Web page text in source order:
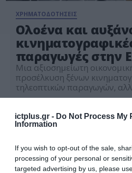
ictplus.gr - Do Not Process My
Information
If you wish to opt-out of the sale,
processing of your personal or
targeted advertising by us, please
ΧΡΗΜΑΤΟΔΟΤΗΣΕΙΣ
Ολοένα και
παραγωγές στην
Μια αξιοσημείωτη
προσέλκυση ξένων
τηλεοπτικών παραγωγών,
βελτίωση των δεξιοτήτων
διαπιστώνει η νέα
διαΝΕΟσις. Το 2021, οι
που επέλεξαν την Ελλάδα
πολλαπλασιάστηκαν. Σε όλη
γυρίσματα […]